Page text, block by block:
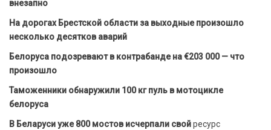
внезапно
На дорогах Брестской области за выходные произошло
несколько десятков аварий
Белоруса подозревают в контрабанде на €203 000 — что
произошло
Таможенники обнаружили 100 кг пуль в мотоцикле
белоруса
В Беларуси уже 800 мостов исчерпали свойресурс